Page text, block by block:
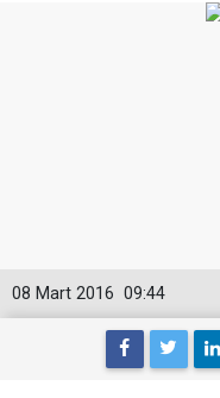
09:44
08 Mart 2016